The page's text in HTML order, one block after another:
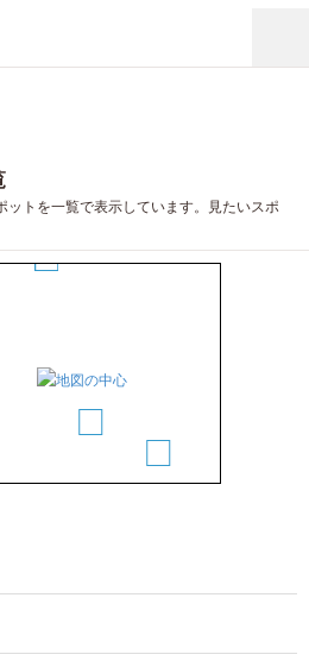
ットを一覧で表示しています。見たいスポ
2
4